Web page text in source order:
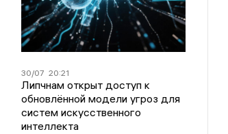
30/07 20:21
Липчнам открыт доступ к
обновлённой модели угроз для
систем искусственного
интеллекта